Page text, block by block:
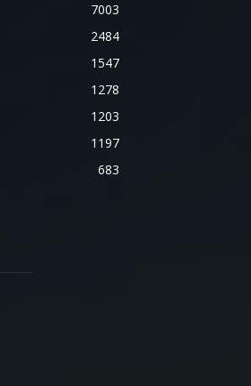
7003
2484
1547
1278
1203
1197
683